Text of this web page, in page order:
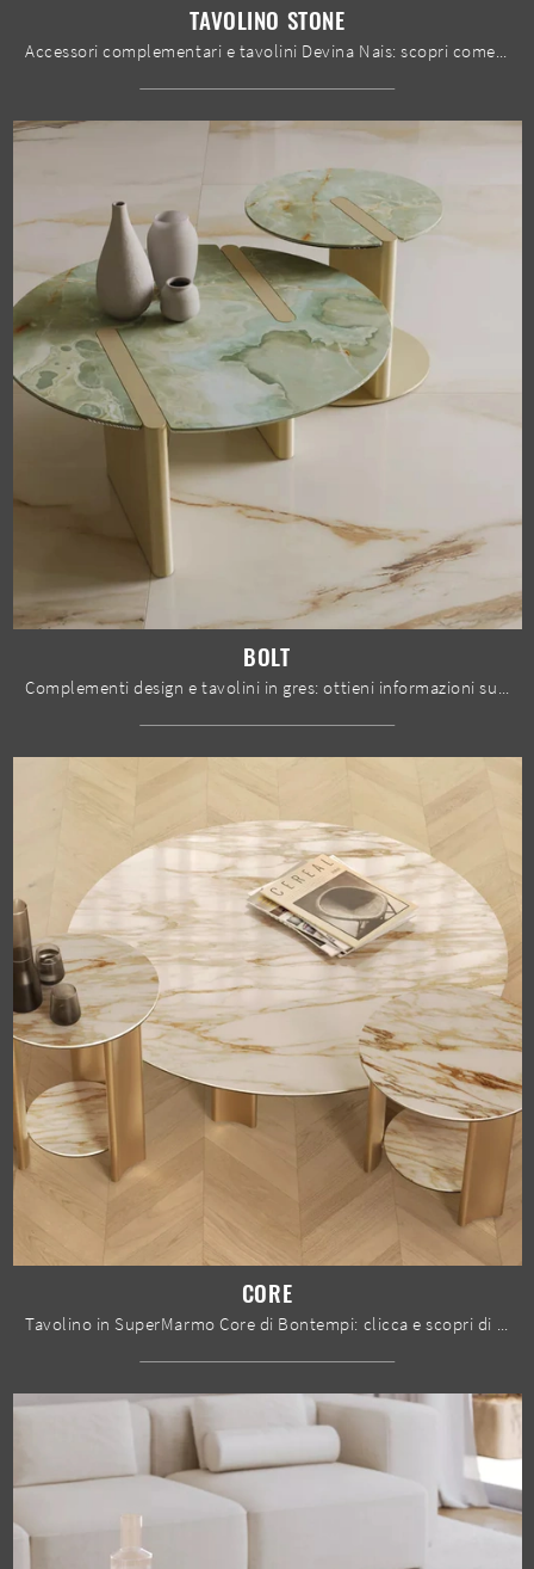
TAVOLINO STONE
BOLT
Complementi design e tavolini in gres: ottieni informazioni sul modello Bolt di Bontempi e potrai completare i tuoi interni.
CORE
Tavolino in SuperMarmo Core di Bontempi: clicca e scopri di più sui Complementi e tavolini design in gres del rinomato marchio!